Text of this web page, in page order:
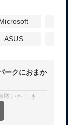
Microsoft
ASUS
ークにおまか
取いたしま